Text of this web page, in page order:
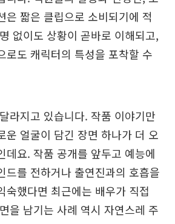
은 짧은 클립으로 소비되기에 적
없이도 상황이 곧바로 이해되고,
로도 캐릭터의 특성을 포착할 수
라지고 있습니다. 작품 이야기만
운 얼굴이 담긴 장면 하나가 더 오
데요. 작품 공개를 앞두고 예능에
드를 전하거나 출연진과의 호흡을
숙했다면 최근에는 배우가 직접
을 남기는 사례 역시 자연스레 주